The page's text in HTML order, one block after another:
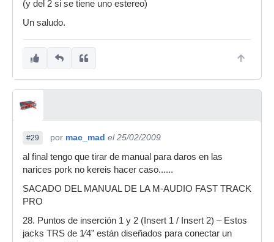
(y del 2 si se tiene uno estereo)
Un saludo.
#29 por mac_mad el 25/02/2009
al final tengo que tirar de manual para daros en las
narices pork no kereis hacer caso......
SACADO DEL MANUAL DE LA M-AUDIO FAST TRACK
PRO
28. Puntos de inserción 1 y 2 (Insert 1 / Insert 2) – Estos
jacks TRS de 1⁄4” están diseñados para conectar un